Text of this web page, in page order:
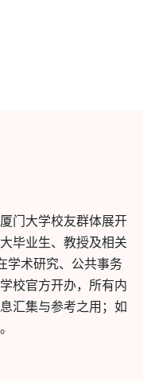
门大学校友群体展开
毕业生、教授及相关
学术研究、公共事务
校官方开办，所有内
汇集与参考之用；如